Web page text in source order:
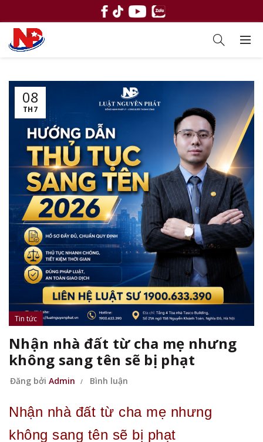
08
TH7
Tin tức
Nhận nhà đất từ cha mẹ nhưng
không sang tên sẽ bị phạt
Đăng bởi Admin Bình luận
Nhận nhà đất từ cha mẹ nhưng
không sang tên sẽ bị phạt